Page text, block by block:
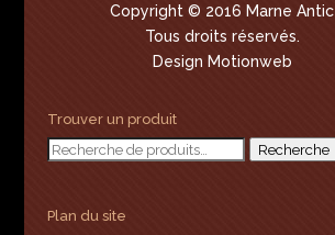
Copyright © 2016 Marne Antic
Tous droits réservés.
Design Motionweb
Trouver un produit
Recherche
Recherche
Plan du site